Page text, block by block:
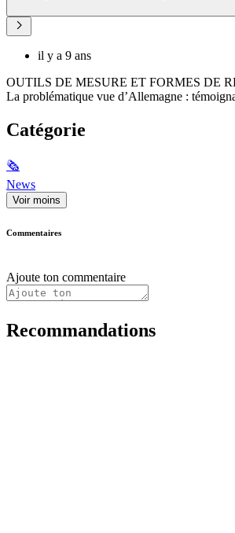
il y a 9 ans
OUTILS DE MESURE ET FORMES DE
La problématique vue d’Allemagne :
Catégorie
🗞
News
Voir moins
Commentaires
Ajoute ton commentaire
Recommandations